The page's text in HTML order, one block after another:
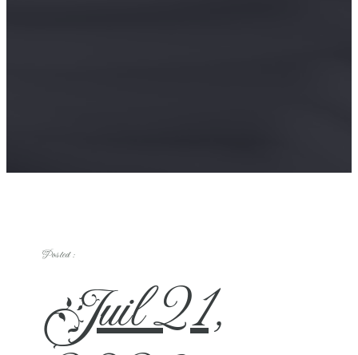
Posted :
Juil 21,